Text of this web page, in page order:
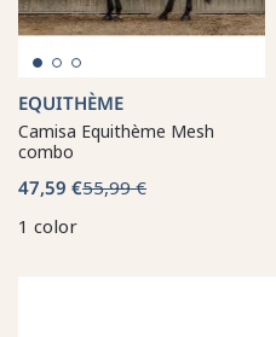
EQUITHÈME
Camisa Equithème Mesh
combo
47,59 €55,99 €
1 color